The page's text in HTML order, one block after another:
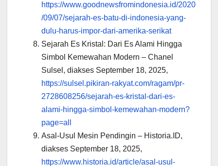
https://www.goodnewsfromindonesia.id/2020
/09/07/sejarah-es-batu-di-indonesia-yang-
dulu-harus-impor-dari-amerika-serikat
Sejarah Es Kristal: Dari Es Alami Hingga
Simbol Kemewahan Modern – Chanel
Sulsel, diakses September 18, 2025,
https://sulsel.pikiran-rakyat.com/ragam/pr-
2728608256/sejarah-es-kristal-dari-es-
alami-hingga-simbol-kemewahan-modern?
page=all
Asal-Usul Mesin Pendingin – Historia.ID,
diakses September 18, 2025,
https://www.historia.id/article/asal-usul-